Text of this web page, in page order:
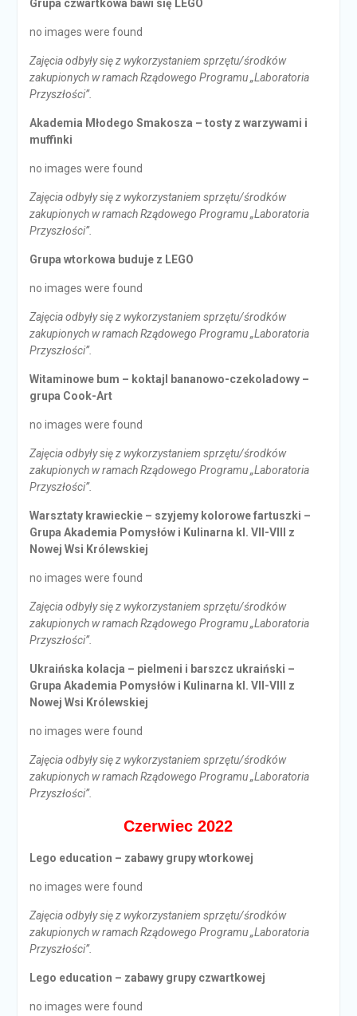
Grupa czwartkowa bawi się LEGO
no images were found
Zajęcia odbyły się z wykorzystaniem sprzętu/środków
zakupionych w ramach Rządowego Programu „Laboratoria
Przyszłości”.
Akademia Młodego Smakosza – tosty z warzywami i
muffinki
no images were found
Zajęcia odbyły się z wykorzystaniem sprzętu/środków
zakupionych w ramach Rządowego Programu „Laboratoria
Przyszłości”.
Grupa wtorkowa buduje z LEGO
no images were found
Zajęcia odbyły się z wykorzystaniem sprzętu/środków
zakupionych w ramach Rządowego Programu „Laboratoria
Przyszłości”.
Witaminowe bum – koktajl bananowo-czekoladowy –
grupa Cook-Art
no images were found
Zajęcia odbyły się z wykorzystaniem sprzętu/środków
zakupionych w ramach Rządowego Programu „Laboratoria
Przyszłości”.
Warsztaty krawieckie – szyjemy kolorowe fartuszki –
Grupa Akademia Pomysłów i Kulinarna kl. VII-VIII z
Nowej Wsi Królewskiej
no images were found
Zajęcia odbyły się z wykorzystaniem sprzętu/środków
zakupionych w ramach Rządowego Programu „Laboratoria
Przyszłości”.
Ukraińska kolacja – pielmeni i barszcz ukraiński –
Grupa Akademia Pomysłów i Kulinarna kl. VII-VIII z
Nowej Wsi Królewskiej
no images were found
Zajęcia odbyły się z wykorzystaniem sprzętu/środków
zakupionych w ramach Rządowego Programu „Laboratoria
Przyszłości”.
Czerwiec 2022
Lego education – zabawy grupy wtorkowej
no images were found
Zajęcia odbyły się z wykorzystaniem sprzętu/środków
zakupionych w ramach Rządowego Programu „Laboratoria
Przyszłości”.
Lego education – zabawy grupy czwartkowej
no images were found